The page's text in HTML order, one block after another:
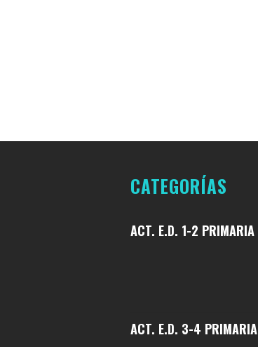
CATEGORÍAS
ACT. E.D. 1-2 PRIMARIA
ACT. E.D. 3-4 PRIMARIA